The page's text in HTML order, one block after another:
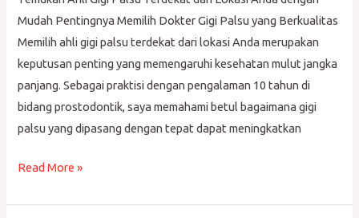
Mudah Pentingnya Memilih Dokter Gigi Palsu yang Berkualitas
Memilih ahli gigi palsu terdekat dari lokasi Anda merupakan
keputusan penting yang memengaruhi kesehatan mulut jangka
panjang. Sebagai praktisi dengan pengalaman 10 tahun di
bidang prostodontik, saya memahami betul bagaimana gigi
palsu yang dipasang dengan tepat dapat meningkatkan
Read More »